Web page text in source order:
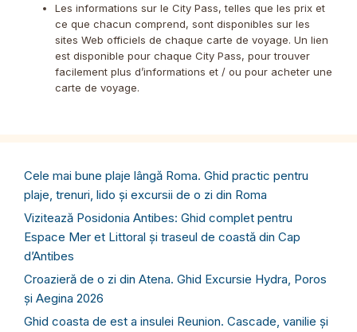
Les informations sur le City Pass, telles que les prix et
ce que chacun comprend, sont disponibles sur les
sites Web officiels de chaque carte de voyage. Un lien
est disponible pour chaque City Pass, pour trouver
facilement plus d’informations et / ou pour acheter une
carte de voyage.
Cele mai bune plaje lângă Roma. Ghid practic pentru
plaje, trenuri, lido și excursii de o zi din Roma
Vizitează Posidonia Antibes: Ghid complet pentru
Espace Mer et Littoral și traseul de coastă din Cap
d’Antibes
Croazieră de o zi din Atena. Ghid Excursie Hydra, Poros
și Aegina 2026
Ghid coasta de est a insulei Reunion. Cascade, vanilie și